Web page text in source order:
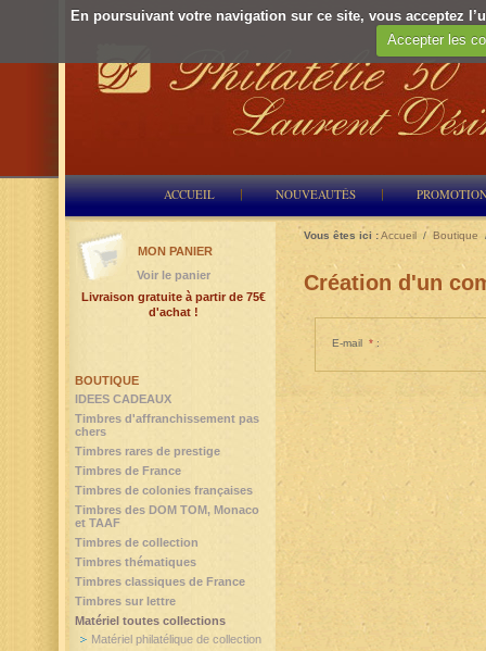
En poursuivant votre navigation sur ce site, vous acceptez
Accepter les
ACCUEIL NOUVEAUTÉS
Vous êtes ici :Accueil / Boutique
Création d'un
E-mail * :
BOUTIQUE
IDEES CADEAUX
Timbres d'affranchissement pas
chers
Timbres rares de prestige
Timbres de France
Timbres de colonies françaises
Timbres des DOM TOM, Monaco
et TAAF
Timbres de collection
Timbres thématiques
Timbres classiques de France
Timbres sur lettre
Matériel toutes collections
Matériel philatélique de collection
MON PANIER
Voir le panier
Livraison gratuite à partir de 75€
d'achat !